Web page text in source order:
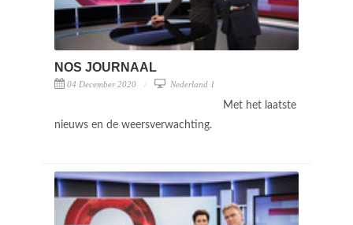
NOS JOURNAAL
04 December 2020 Nederland 1
Met het laatste
nieuws en de weersverwachting.